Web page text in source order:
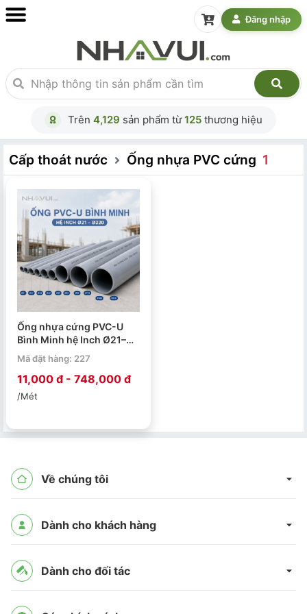
Đăng nhập
Trên 4,129 sản phẩm từ125 thương hiệu
Cấp thoát nước Ống nhựa PVC cứng 1
Ống nhựa cứng PVC-U
Bình Minh hệ Inch Ø21–
Ø220 PN4–PN15. Quy
cách 4m/ 1 ống.
Mã đặt hàng: 227
11,000 đ - 748,000 đ
/Mét
Về chúng tôi
Dành cho khách hàng
Dành cho đối tác